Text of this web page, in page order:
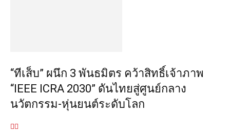
“ทีเส็บ” ผนึก 3 พันธมิตร คว้าสิทธิ์เจ้าภาพ
“IEEE ICRA 2030” ดันไทยสู่ศูนย์กลาง
นวัตกรรม-หุ่นยนต์ระดับโลก